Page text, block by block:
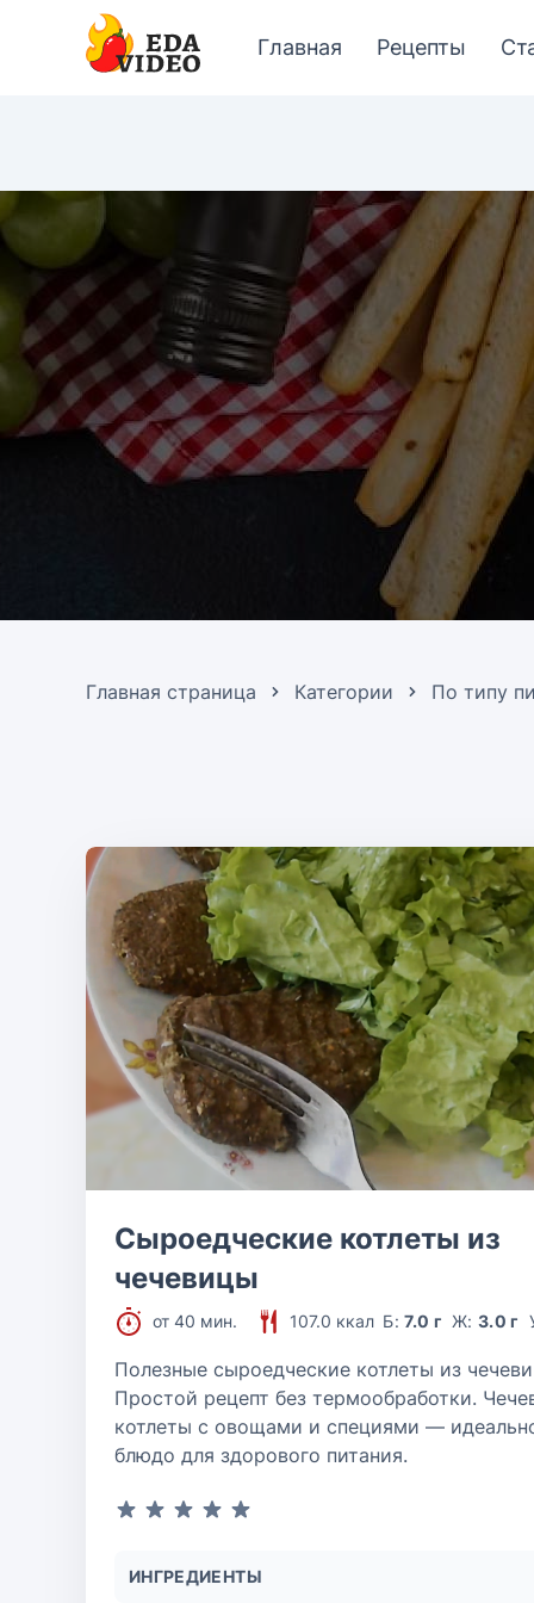
Главная Рецепты
Главная страница Категории По типу
Сыроедческие котлеты из
чечевицы
от 40 мин. 107.0 ккал Б:7.0 г Ж:3.0 г
Полезные сыроедческие котлеты из
Простой рецепт без термообработки.
котлеты с овощами и специями —
блюдо для здорового питания.
ИНГРЕДИЕНТЫ